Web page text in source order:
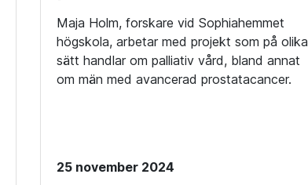
Maja Holm, forskare vid Sophiahemmet
högskola, arbetar med projekt som på olika
sätt handlar om palliativ vård, bland annat
om män med avancerad prostatacancer.
25 november 2024